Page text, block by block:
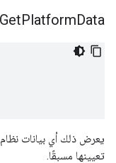
GetPlatformData
يعرض ذلك أي بيانات
تعيينها مسبقًا.